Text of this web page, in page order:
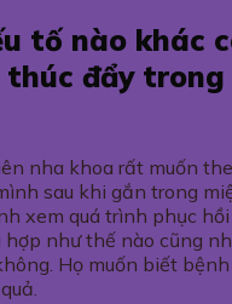
tố nào khác
thúc đẩy
nha khoa rất muốn
sau khi gắn trong
xem quá trình phục
như thế nào cũng
Họ muốn biết